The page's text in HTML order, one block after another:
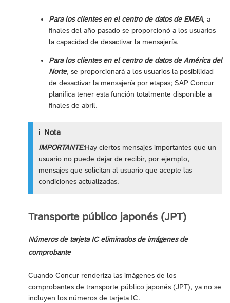
Para los clientes en el centro de datos de EMEA, a
finales del año pasado se proporcionó a los usuarios
la capacidad de desactivar la mensajería.
Para los clientes en el centro de datos de América del
Norte, se proporcionará a los usuarios la posibilidad
de desactivar la mensajería por etapas; SAP Concur
planifica tener esta función totalmente disponible a
finales de abril.
Nota
IMPORTANTE:Hay ciertos mensajes importantes que un
usuario no puede dejar de recibir, por ejemplo,
mensajes que solicitan al usuario que acepte las
condiciones actualizadas.
Transporte público japonés (JPT)
Números de tarjeta IC eliminados de imágenes de
comprobante
Cuando Concur renderiza las imágenes de los
comprobantes de transporte público japonés (JPT), ya no se
incluyen los números de tarjeta IC.